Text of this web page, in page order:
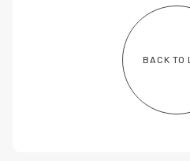
BACK TO